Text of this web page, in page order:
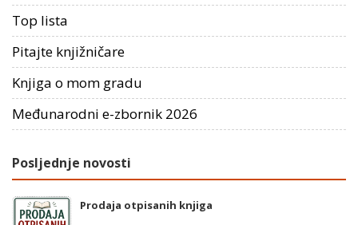
Top lista
Pitajte knjižničare
Knjiga o mom gradu
Međunarodni e-zbornik 2026
Posljednje novosti
Prodaja otpisanih knjiga